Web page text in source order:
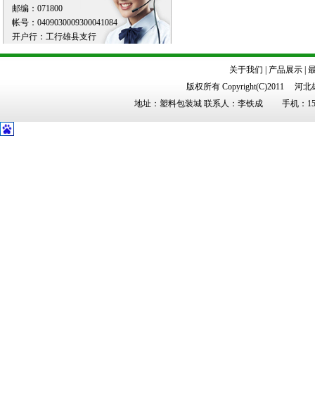
邮编：071800
帐号：0409030009300041084
开户行：工行雄县支行
关于我们 产品展示
版权所有 Copyright(C)2011 河
地址：塑料包装城 联系人：李铁成 手机：